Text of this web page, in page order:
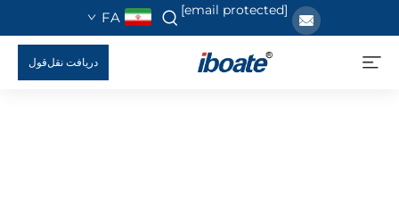
[email protected]
FA
دریافت نقل‌قول